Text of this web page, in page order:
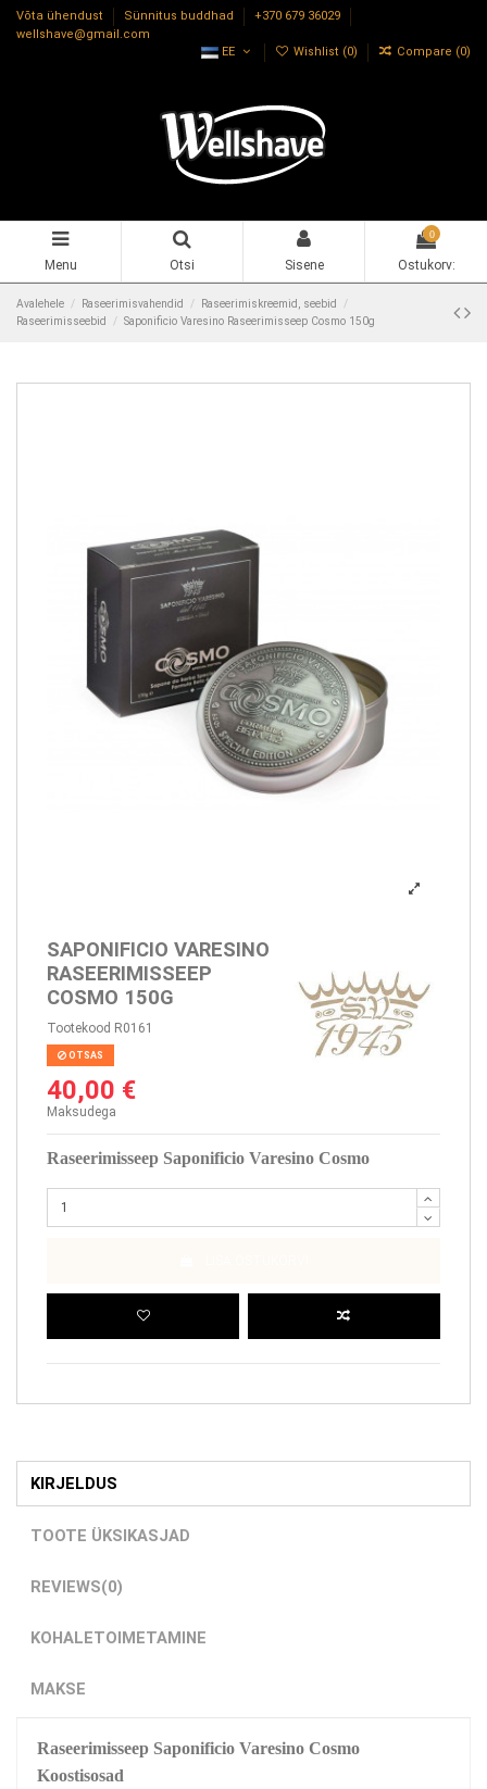
Võta ühendust Sünnitus buddhad
+370 679 36029
wellshave@gmail.com
EE
Wishlist (0) Compare (0)
Menu Otsi Sisene
0
Ostukorv:
Avalehele Raseerimisvahendid
Raseerimiskreemid, seebid
Raseerimisseebid
Saponificio Varesino Raseerimisseep Cosmo 150g
SAPONIFICIO VARESINO
RASEERIMISSEEP
COSMO 150G
Tootekood R0161
OTSAS
40,00 €
Maksudega
Raseerimisseep Saponificio Varesino Cosmo
KIRJELDUS
TOOTE ÜKSIKASJAD
REVIEWS(0)
KOHALETOIMETAMINE
MAKSE
Raseerimisseep Saponificio Varesino Cosmo
Koostisosad